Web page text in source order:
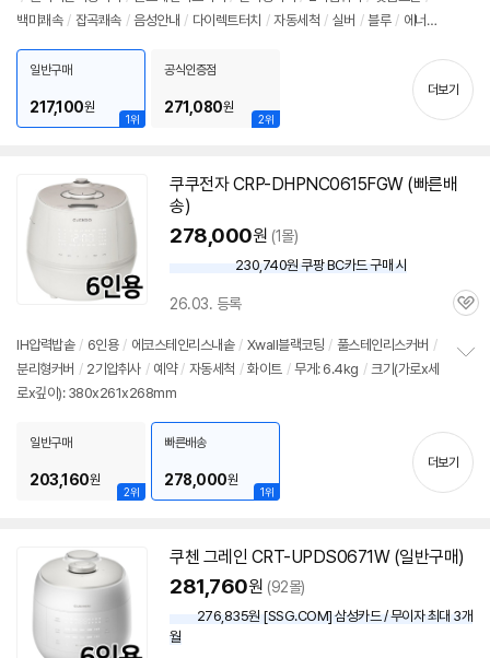
백미쾌속 / 잡곡쾌속 / 음성안내 / 다이렉트터치 / 자동세척 / 실버 / 블루 / 에너지
(가로x세로x깊이): 269x265x392mm
기
1위
일반구매
217,100원
2위
공식인증점
271,080원
더보기
쿠쿠전자 CRP-DHPNC0615FGW (빠른배
송)
278,000원 (1몰)
할
가
230,740원 쿠팡 BC카드 구매 시
26.03. 등록
관
IH압력밥솥 / 6인용 / 에코스테인리스내솥 / Xwall블랙코팅 / 풀스테인리스커버 /
분리형커버 / 2기압취사 / 예약 / 자동세척 / 화이트 / 무게: 6.4kg / 크기(가로x세
로x깊이): 380x261x268mm
기
2위
일반구매
203,160원
1위
빠른배송
278,000원
더보기
쿠첸 그레인 CRT-UPDS0671W (일반구매)
281,760원 (92몰)
276,835원 [SSG.COM] 삼성카드 / 무이자 최대 3개
월